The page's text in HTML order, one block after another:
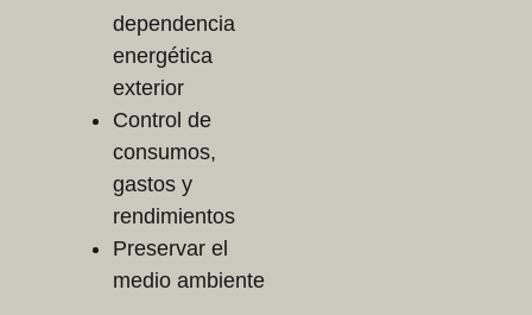
dependencia
energética
exterior
Control de
consumos,
gastos y
rendimientos
Preservar el
medio ambiente